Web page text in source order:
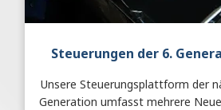
Steuerungen der 6.
Unsere Steuerungsplattform der
Generation umfasst mehrere